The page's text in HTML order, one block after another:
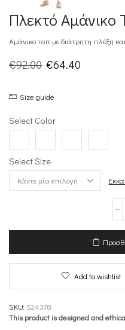
Πλεκτό
Αμάνικο τοπ με διάτρητη πλέξη
€92.00 Original
was:
€92.00.
€64.40
€64.40.
Size guide
Select Color
Select Size
Τοπ
Add to wishlist
SKU: S24378
This product is designed and